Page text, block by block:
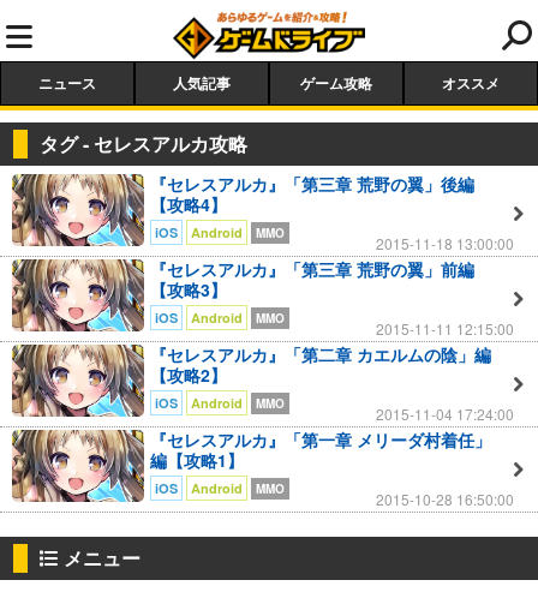
ニュース 人気記事 ゲーム攻略 オススメ
タグ - セレスアルカ攻略
『セレスアルカ』「第三章 荒野の翼」後編
【攻略4】
iOS Android MMO 2015-11-18 13:00:00
『セレスアルカ』「第三章 荒野の翼」前編
【攻略3】
iOS Android MMO 2015-11-11 12:15:00
『セレスアルカ』「第二章 カエルムの陰」編
【攻略2】
iOS Android MMO 2015-11-04 17:24:00
『セレスアルカ』「第一章 メリーダ村着任」
編【攻略1】
iOS Android MMO 2015-10-28 16:50:00
メニュー